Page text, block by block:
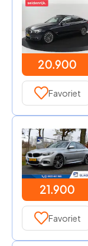
20.900
Favoriet
21.900
Favoriet